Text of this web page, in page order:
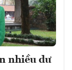
nhiều dư